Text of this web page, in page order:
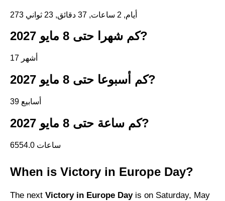
273 أيام, 2 ساعات, 37 دقائق, 22 ثواني
كم شهرا حتى 8 مايو 2027?
17 أشهر
كم أسبوعا حتى 8 مايو 2027?
39 أسابيع
كم ساعة حتى 8 مايو 2027?
6554.0 ساعات
When is Victory in Europe Day?
The next Victory in Europe Dayis on Saturday, May